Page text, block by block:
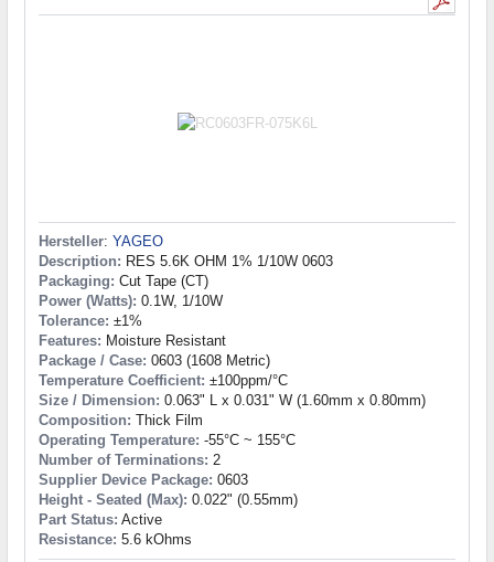
Hersteller: YAGEO
Description: RES 5.6K OHM 1% 1/10W 0603
Packaging: Cut Tape (CT)
Power (Watts): 0.1W, 1/10W
Tolerance: ±1%
Features: Moisture Resistant
Package / Case: 0603 (1608 Metric)
Temperature Coefficient: ±100ppm/°C
Size / Dimension: 0.063" L x 0.031" W (1.60mm x 0.80mm)
Composition: Thick Film
Operating Temperature: -55°C ~ 155°C
Number of Terminations: 2
Supplier Device Package: 0603
Height - Seated (Max): 0.022" (0.55mm)
Part Status: Active
Resistance: 5.6 kOhms